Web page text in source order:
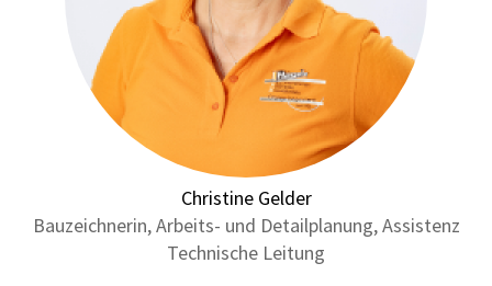
Christine Gelder
Bauzeichnerin, Arbeits- und Detailplanung, Assistenz
Technische Leitung